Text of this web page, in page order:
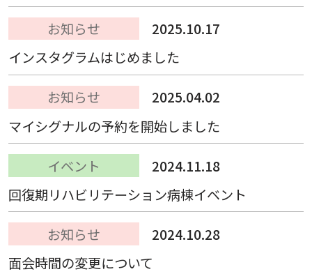
お知らせ
2025.10.17
インスタグラムはじめました
お知らせ
2025.04.02
マイシグナルの予約を開始しました
イベント
2024.11.18
回復期リハビリテーション病棟イベント
お知らせ
2024.10.28
面会時間の変更について